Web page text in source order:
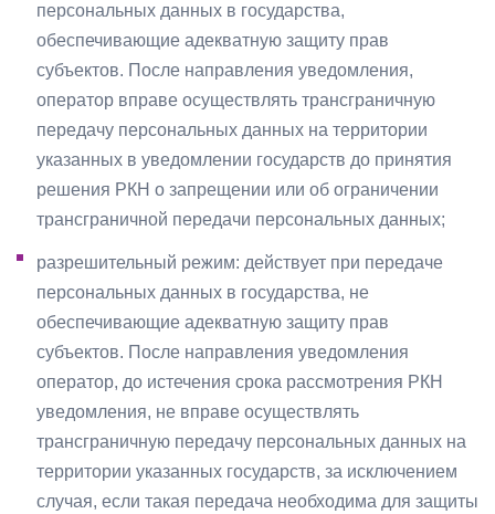
персональных данных в государства,
обеспечивающие адекватную защиту прав
субъектов. После направления уведомления,
оператор вправе осуществлять трансграничную
передачу персональных данных на территории
указанных в уведомлении государств до принятия
решения РКН о запрещении или об ограничении
трансграничной передачи персональных данных;
разрешительный режим: действует при передаче
персональных данных в государства, не
обеспечивающие адекватную защиту прав
субъектов. После направления уведомления
оператор, до истечения срока рассмотрения РКН
уведомления, не вправе осуществлять
трансграничную передачу персональных данных на
территории указанных государств, за исключением
случая, если такая передача необходима для защиты